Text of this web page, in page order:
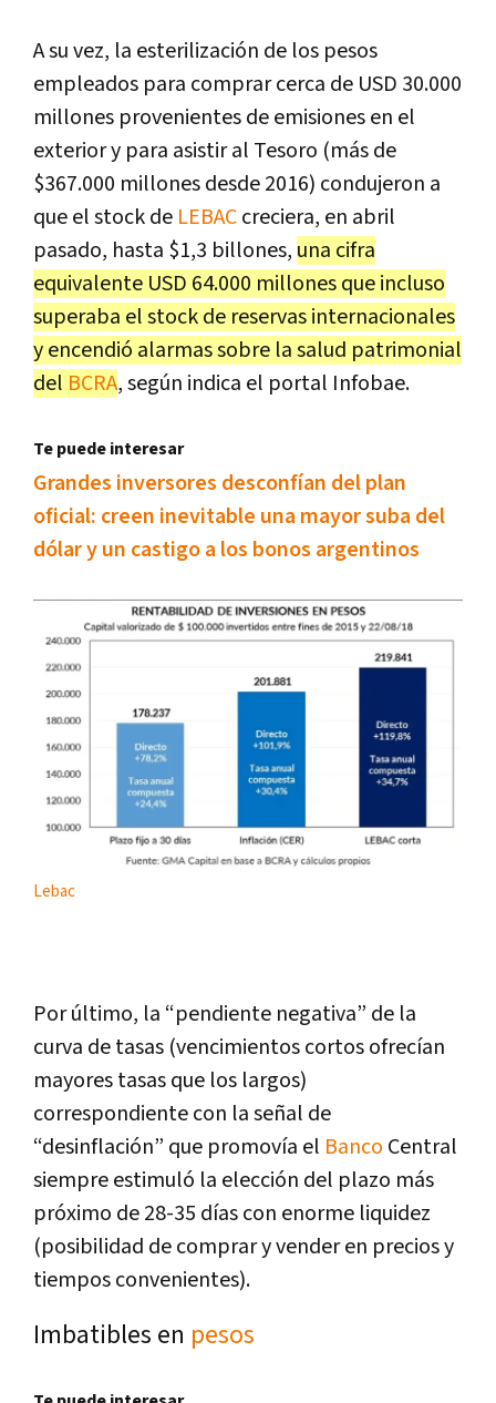
A su vez, la esterilización de los pesos
empleados para comprar cerca de USD 30.000
millones provenientes de emisiones en el
exterior y para asistir al Tesoro (más de
$367.000 millones desde 2016) condujeron a
que el stock de LEBACcreciera, en abril
pasado, hasta $1,3 billones, una cifra
equivalente USD 64.000 millones que incluso
superaba el stock de reservas internacionales
y encendió alarmas sobre la salud patrimonial
del BCRA, según indica el portal Infobae.
Te puede interesar
Grandes inversores desconfían del plan
oficial: creen inevitable una mayor suba del
dólar y un castigo a los bonos argentinos
Lebac
Por último, la “pendiente negativa” de la
curva de tasas (vencimientos cortos ofrecían
mayores tasas que los largos)
correspondiente con la señal de
“desinflación” que promovía el Banco Central
siempre estimuló la elección del plazo más
próximo de 28-35 días con enorme liquidez
(posibilidad de comprar y vender en precios y
tiempos convenientes).
Imbatibles en pesos